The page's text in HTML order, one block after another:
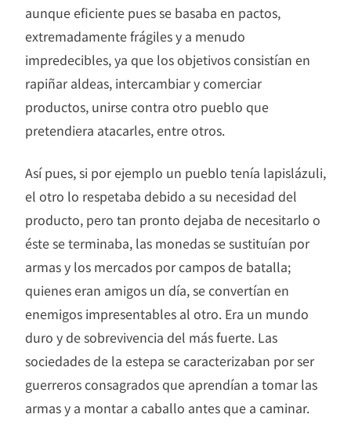
aunque eficiente pues se basaba en pactos,
extremadamente frágiles y a menudo
impredecibles, ya que los objetivos consistían en
rapiñar aldeas, intercambiar y comerciar
productos, unirse contra otro pueblo que
pretendiera atacarles, entre otros.
Así pues, si por ejemplo un pueblo tenía lapislázuli,
el otro lo respetaba debido a su necesidad del
producto, pero tan pronto dejaba de necesitarlo o
éste se terminaba, las monedas se sustituían por
armas y los mercados por campos de batalla;
quienes eran amigos un día, se convertían en
enemigos impresentables al otro. Era un mundo
duro y de sobrevivencia del más fuerte. Las
sociedades de la estepa se caracterizaban por ser
guerreros consagrados que aprendían a tomar las
armas y a montar a caballo antes que a caminar.